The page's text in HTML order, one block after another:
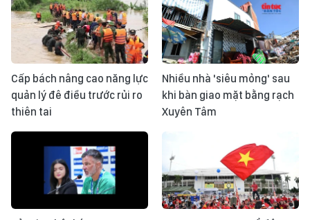
Cấp bách nâng cao năng lực
quản lý đê điều trước rủi ro
thiên tai
Nhiều nhà 'siêu mỏng' sau
khi bàn giao mặt bằng rạch
Xuyên Tâm